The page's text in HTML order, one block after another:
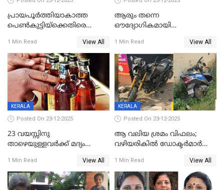
പ്രായപൂർത്തിയാകാത്ത
പെൺകുട്ടിയ്ക്കെതിരെ
59 വർഷം തടവും 90,൦൦൦ രൂപ
പിഴയും ശിക്ഷ
1 Min Read View All
ആരും തന്നെ
ഔദ്യോഗികമായി
കണ്ടെത്താൻ ഇന്ന് കോർ
കമ്മിറ്റി കൂടിയില്ല';
അതൃപ്തിയുമായി ദീപ്തി മേരി
വർഗീസ്
1 Min Read View All
KERALA
Posted On 23-12-2025
23 വയസ്സിനു
താഴെയുള്ളവർക്ക് മദ്യം
നടപടി;സ്ഥാപനങ്ങൾക്കെതിരെ
രണ്ട് കേസുകൾ
1 Min Read View All
KERALA
Posted On 23-12-2025
ആ വലിയ ശ്രമം വിഫലം;
വഴിയരികില്‍ ‌ഡോക്ടര്‍മാര്‍
മരണത്തിന് കീഴടങ്ങി
1 Min Read View All